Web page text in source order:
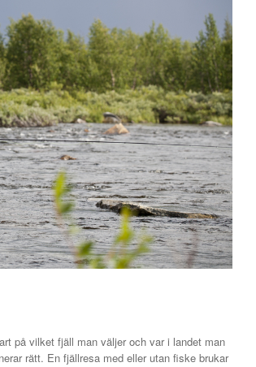
på vilket fjäll man väljer och var i landet man
rätt. En fjällresa med eller utan fiske brukar